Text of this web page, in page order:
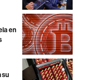
en
su